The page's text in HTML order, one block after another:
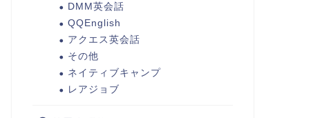
DMM英会話
QQEnglish
アクエス英会話
その他
ネイティブキャンプ
レアジョブ